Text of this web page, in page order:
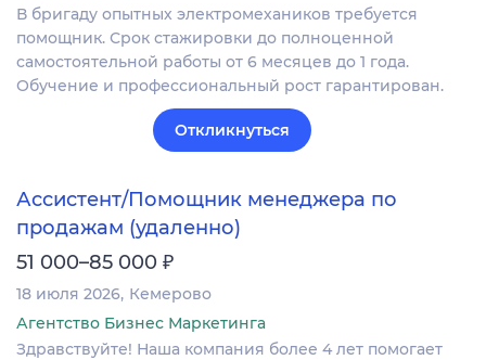
В бригаду опытных электромехаников требуется
помощник. Срок стажировки до полноценной
самостоятельной работы от 6 месяцев до 1 года.
Обучение и профессиональный рост гарантирован.
Откликнуться
Ассистент/Помощник менеджера по
продажам (удаленно)
51 000–85 000 ₽
18 июля 2026 Кемерово
Агентство Бизнес Маркетинга
Здравствуйте! Наша компания более 4 лет помогает